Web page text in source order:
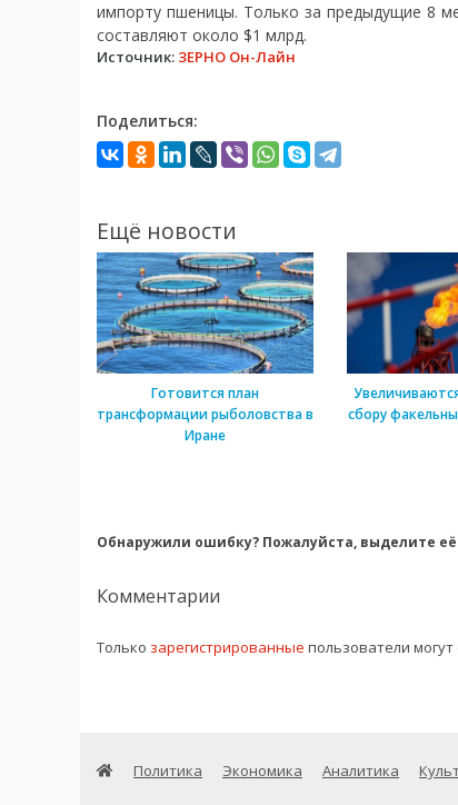
импорту пшеницы. Только за предыдущие 8
составляют около $1 млрд.
Источник: ЗЕРНО Он-Лайн
Поделиться:
Ещё новости
Готовится план
трансформации рыболовства в
Иране
сбору
Обнаружили ошибку? Пожалуйста, выделите
Комментарии
Только зарегистрированные пользователи
Политика Экономика Аналитика